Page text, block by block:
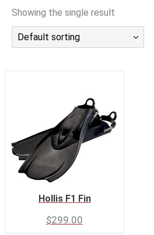
Showing the single result
Default sorting
Hollis F1 Fin
$299.00